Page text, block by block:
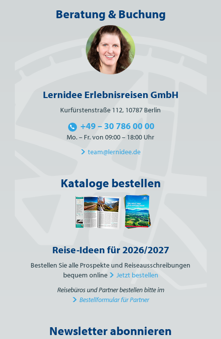
Beratung & Buchung
Lernidee Erlebnisreisen GmbH
Kurfürstenstraße 112, 10787 Berlin
+49 – 30 786 00 00
Mo. – Fr. von 09:00 – 18:00 Uhr
team@lernidee.de
Kataloge bestellen
Reise-Ideen für 2026/2027
Bestellen Sie alle Prospekte und Reiseausschreibungen
bequem online
Jetzt bestellen
Reisebüros und Partner bestellen bitte im
Bestellformular für Partner
Bitte nicht ausfüllen.
Newsletter abonnieren